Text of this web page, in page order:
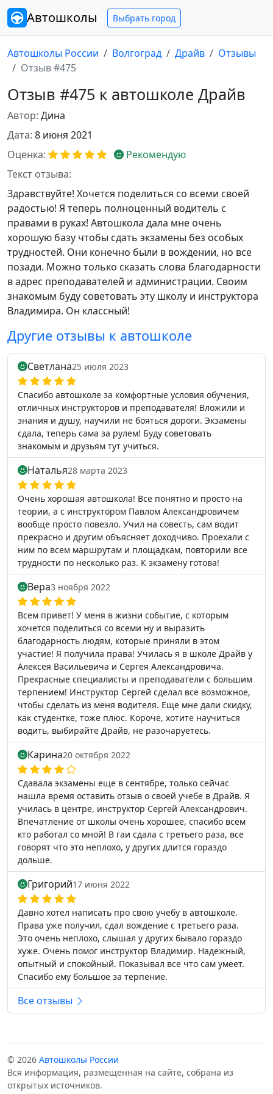
Автошколы Выбрать город
Автошколы России Волгоград Драйв
Отзывы
Отзыв #475
Отзыв #475 к автошколе Драйв
Автор: Дина
Дата: 8 июня 2021
Оценка:
Рекомендую
Текст отзыва:
Здравствуйте! Хочется поделиться со всеми своей
радостью! Я теперь полноценный водитель с
правами в руках! Автошкола дала мне очень
хорошую базу чтобы сдать экзамены без особых
трудностей. Они конечно были в вождении, но все
позади. Можно только сказать слова благодарности
в адрес преподавателей и администрации. Своим
знакомым буду советовать эту школу и инструктора
Владимира. Он классный!
Другие отзывы к автошколе
Светлана25 июля 2023
Спасибо автошколе за комфортные условия обучения,
отличных инструкторов и преподавателя! Вложили и
знания и душу, научили не бояться дороги. Экзамены
сдала, теперь сама за рулем! Буду советовать
знакомым и друзьям тут учиться.
Наталья28 марта 2023
Очень хорошая автошкола! Все понятно и просто на
теории, а с инструктором Павлом Александровичем
вообще просто повезло. Учил на совесть, сам водит
прекрасно и другим объясняет доходчиво. Проехали с
ним по всем маршрутам и площадкам, повторили все
трудности по несколько раз. К экзамену готова!
Вера3 ноября 2022
Всем привет! У меня в жизни событие, с которым
хочется поделиться со всеми ну и выразить
благодарность людям, которые приняли в этом
участие! Я получила права! Училась я в школе Драйв у
Алексея Васильевича и Сергея Александровича.
Прекрасные специалисты и преподаватели с большим
терпением! Инструктор Сергей сделал все возможное,
чтобы сделать из меня водителя. Еще мне дали скидку,
как студентке, тоже плюс. Короче, хотите научиться
водить, выбирайте Драйв, не разочаруетесь.
Карина20 октября 2022
Сдавала экзамены еще в сентябре, только сейчас
нашла время оставить отзыв о своей учебе в Драйв. Я
училась в центре, инструктор Сергей Александрович.
Впечатление от школы очень хорошее, спасибо всем
кто работал со мной! В гаи сдала с третьего раза, все
говорят что это неплохо, у других длится гораздо
дольше.
Григорий17 июня 2022
Давно хотел написать про свою учебу в автошколе.
Права уже получил, сдал вождение с третьего раза.
Это очень неплохо, слышал у других бывало гораздо
хуже. Очень помог инструктор Владимир. Надежный,
опытный и спокойный. Показывал все что сам умеет.
Спасибо ему большое за терпение.
Все отзывы
© 2026 Автошколы России
Вся информация, размещенная на сайте, собрана из
открытых источников.